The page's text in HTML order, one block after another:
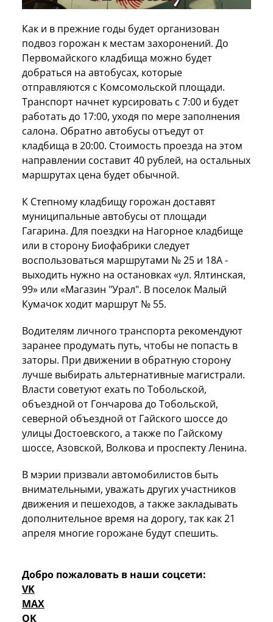
Как и в прежние годы будет организован
подвоз горожан к местам захоронений. До
Первомайского кладбища можно будет
добраться на автобусах, которые
отправляются с Комсомольской площади.
Транспорт начнет курсировать с 7:00 и будет
работать до 17:00, уходя по мере заполнения
салона. Обратно автобусы отъедут от
кладбища в 20:00. Стоимость проезда на этом
направлении составит 40 рублей, на остальных
маршрутах цена будет обычной.
К Степному кладбищу горожан доставят
муниципальные автобусы от площади
Гагарина. Для поездки на Нагорное кладбище
или в сторону Биофабрики следует
воспользоваться маршрутами № 25 и 18А -
выходить нужно на остановках «ул. Ялтинская,
99» или «Магазин "Урал". В поселок Малый
Кумачок ходит маршрут № 55.
Водителям личного транспорта рекомендуют
заранее продумать путь, чтобы не попасть в
заторы. При движении в обратную сторону
лучше выбирать альтернативные магистрали.
Власти советуют ехать по Тобольской,
объездной от Гончарова до Тобольской,
северной объездной от Гайского шоссе до
улицы Достоевского, а также по Гайскому
шоссе, Азовской, Волкова и проспекту Ленина.
В мэрии призвали автомобилистов быть
внимательными, уважать других участников
движения и пешеходов, а также закладывать
дополнительное время на дорогу, так как 21
апреля многие горожане будут спешить.
Добро пожаловать в наши соцсети:
VK
MAX
OK